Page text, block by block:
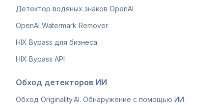
Детектор водяных знаков OpenAI
OpenAI Watermark Remover
HIX Bypass для бизнеса
HIX Bypass API
Обход детекторов ИИ
Обход Originality.AI. Обнаружение с помощью ИИ.